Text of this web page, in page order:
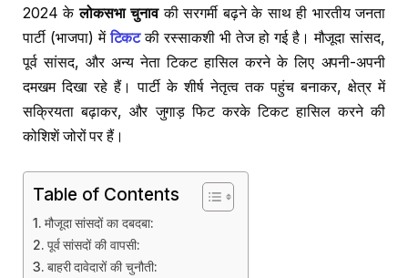
2024 केलोकसभा चुनावकी सरगर्मी बढ़ने के साथ ही भारतीय जनता
पार्टी (भाजपा) मेंटिकटकी रस्साकशी भी तेज हो गई है। मौजूदा सांसद,
पूर्व सांसद, और अन्य नेता टिकट हासिल करने के लिए अपनी-अपनी
दमखम दिखा रहे हैं। पार्टी के शीर्ष नेतृत्व तक पहुंच बनाकर, क्षेत्र में
सक्रियता बढ़ाकर, और जुगाड़ फिट करके टिकट हासिल करने की
कोशिशें जोरों पर हैं।
Table of Contents
मौजूदा सांसदों का दबदबा:
पूर्व सांसदों की वापसी:
बाहरी दावेदारों की चुनौती: